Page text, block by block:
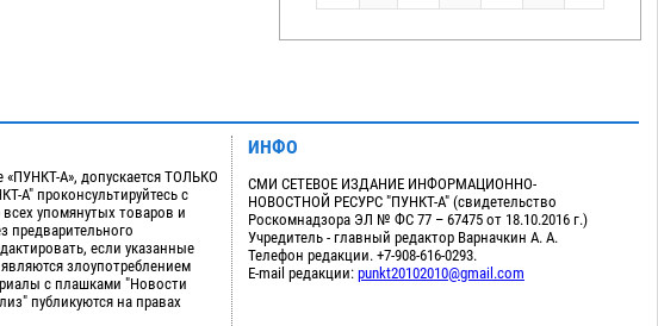
А», допускается ТОЛЬКО
проконсультируйтесь с
упомянутых товаров и
предварительного
если указанные
злоупотреблением
с плашками "Новости
публикуются на правах
ИНФО
СМИ СЕТЕВОЕ ИЗДАНИЕ ИНФОРМАЦИОННО-
НОВОСТНОЙ РЕСУРС "ПУНКТ-А" (свидетельство
Роскомнадзора ЭЛ № ФС 77 – 67475 от 18.10.2016 г.)
Учредитель - главный редактор Варначкин А. А.
Телефон редакции. +7-908-616-0293.
E-mail редакции: punkt20102010@gmail.com